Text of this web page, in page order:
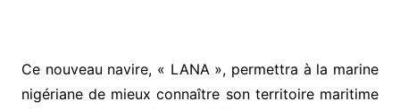
Ce nouveau navire, « LANA », permettra à la marine
nigériane de mieux connaître son territoire maritime